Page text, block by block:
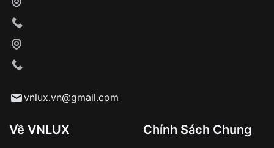
Từ khóa SEO:
vnlux.vn@gmail.com
Về VNLUX Chính Sách Chung